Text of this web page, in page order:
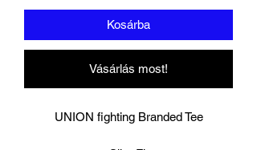
Kosárba
Vásárlás most!
UNION fighting Branded Tee